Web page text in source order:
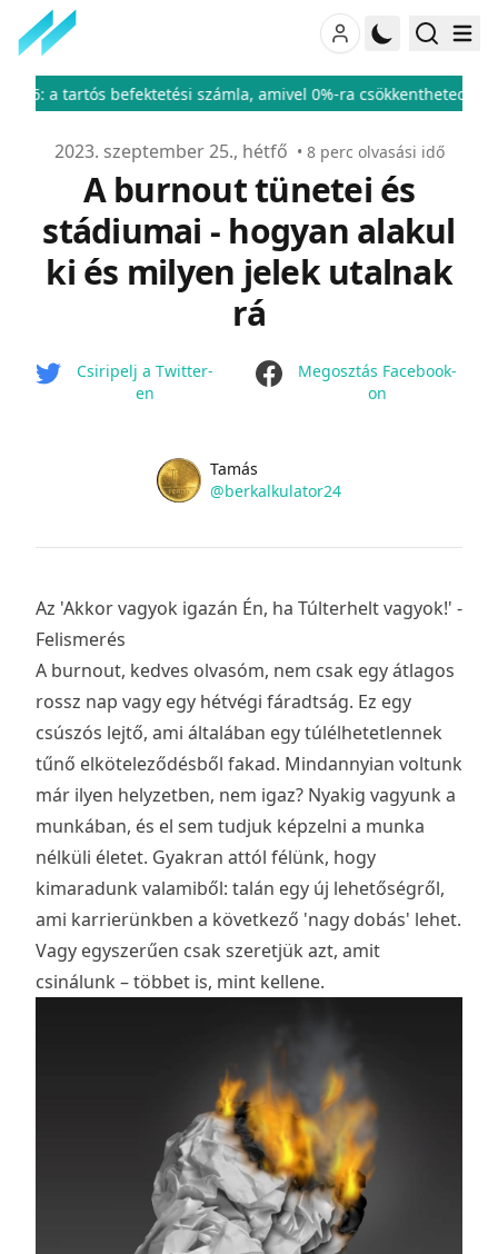
számla, amivel 0%-ra csökkentheted a befektetési adód
Publikálva
2023. szeptember 25., hétfő • 8perc olvasási idő
A burnout tünetei és
stádiumai - hogyan alakul
ki és milyen jelek utalnak
rá
Csiripelj a Twitter-
en
facebook
Megosztás Facebook-
on
Name
Tamás
Twitter
@berkalkulator24
Az 'Akkor vagyok igazán Én, ha Túlterhelt vagyok!' -
Felismerés
A burnout, kedves olvasóm, nem csak egy átlagos
rossz nap vagy egy hétvégi fáradtság. Ez egy
csúszós lejtő, ami általában egy túlélhetetlennek
tűnő elköteleződésből fakad. Mindannyian voltunk
már ilyen helyzetben, nem igaz? Nyakig vagyunk a
munkában, és el sem tudjuk képzelni a munka
nélküli életet. Gyakran attól félünk, hogy
kimaradunk valamiből: talán egy új lehetőségről,
ami karrierünkben a következő 'nagy dobás' lehet.
Vagy egyszerűen csak szeretjük azt, amit
csinálunk – többet is, mint kellene.